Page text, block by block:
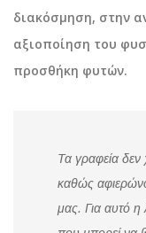
διακόσμηση, στην
αξιοποίηση του
προσθήκη φυτών.
Τα γραφεία δεν
καθώς
μας. Για αυτό η